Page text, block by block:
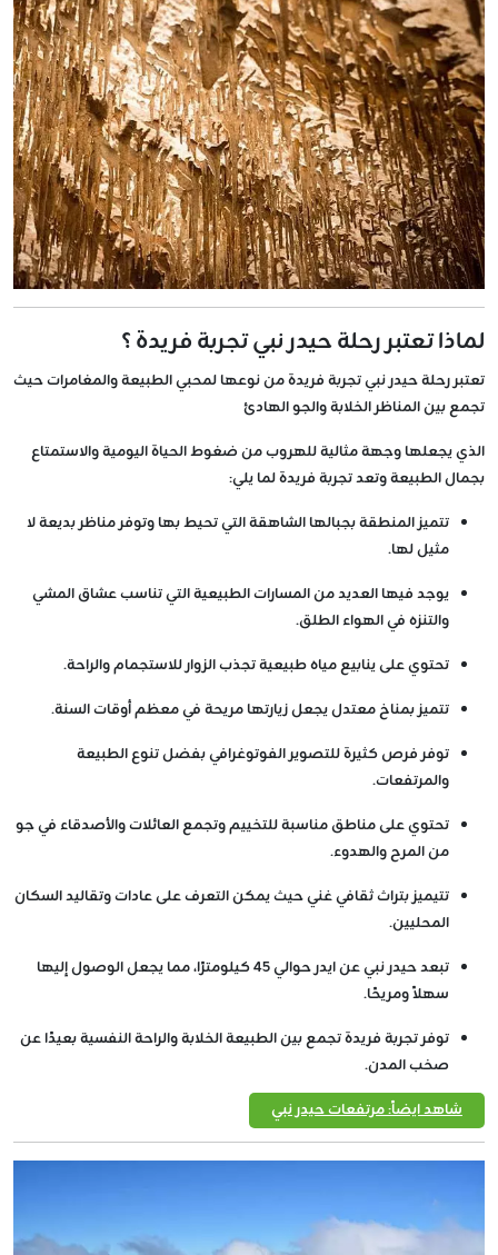
لماذا تعتبر رحلة حيدر نبي تجربة فريدة ؟
تعتبر رحلة حيدر نبي تجربة فريدة من نوعها لمحبي الطبيعة والمغامرات حيث
تجمع بين المناظر الخلابة والجو الهادئ
الذي يجعلها وجهة مثالية للهروب من ضغوط الحياة اليومية والاستمتاع
بجمال الطبيعة وتعد تجربة فريدة لما يلي:
تتميز المنطقة بجبالها الشاهقة التي تحيط بها وتوفر مناظر بديعة لا
مثيل لها.
يوجد فيها العديد من المسارات الطبيعية التي تناسب عشاق المشي
والتنزه في الهواء الطلق.
تحتوي على ينابيع مياه طبيعية تجذب الزوار للاستجمام والراحة.
تتميز بمناخ معتدل يجعل زيارتها مريحة في معظم أوقات السنة.
توفر فرص كثيرة للتصوير الفوتوغرافي بفضل تنوع الطبيعة
والمرتفعات.
تحتوي على مناطق مناسبة للتخييم وتجمع العائلات والأصدقاء في جو
من المرح والهدوء.
تتيميز بتراث ثقافي غني حيث يمكن التعرف على عادات وتقاليد السكان
المحليين.
تبعد حيدر نبي عن ايدر حوالي 45 كيلومترًا، مما يجعل الوصول إليها
سهلاً ومريحًا.
توفر تجربة فريدة تجمع بين الطبيعة الخلابة والراحة النفسية بعيدًا عن
صخب المدن.
شاهد ايضاً: مرتفعات حيدر نبي